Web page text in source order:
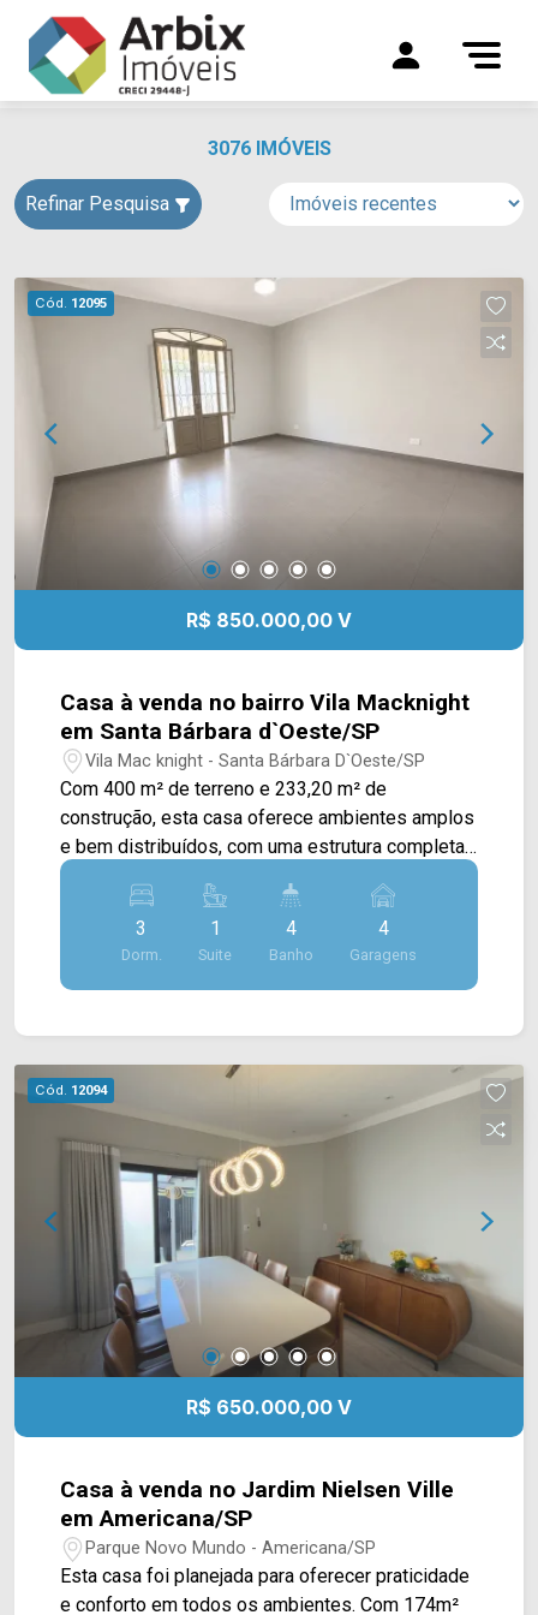
3076 IMÓVEIS
Refinar Pesquisa
Cód. 12095
R$ 850.000,00 V
Casa à venda no bairro Vila Macknight
em Santa Bárbara d`Oeste/SP
Vila Mac knight - Santa Bárbara D`Oeste/SP
Com 400 m² de terreno e 233,20 m² de
construção, esta casa oferece ambientes amplos
e bem distribuídos, com uma estrutura completa
para quem busca conforto e praticidade em uma
região residencial de Santa Bárbara d`Oeste. A
área social conta com três salas amplas, cozinha
planejada com armários e despensa, além de
escritório planejado e closet. Na área externa, o
para receber e aproveitar os momentos de lazer.
A casa também conta com ar-condicionado,
armários planejados, portão eletrônico e sistema
de alarme, reunindo funcionalidade e comodidade
no dia a dia. 03 dormitórios, sendo 01 suíte; 04
banheiros; 04 vagas de garagem, sendo 02
cobertas. *Aceita financiamento. Localizada no
bairro Vila Macknight, em Santa Bárbara d`Oeste,
com fácil acesso às principais vias da cidade e
próxima a comércios e serviços da região. Entre
em contato com a equipe da Arbix Imóveis e
agende sua visita. WhatsApp e telefone: (19)
3
Dorm.
1
Suite
4
Banho
4
Garagens
Cód. 12094
R$ 650.000,00 V
Casa à venda no Jardim Nielsen Ville
em Americana/SP
Parque Novo Mundo - Americana/SP
Esta casa foi planejada para oferecer praticidade
e conforto em todos os ambientes. Com 174m²